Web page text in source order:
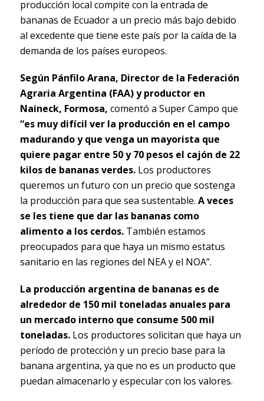
producción local compite con la entrada de
bananas de Ecuador a un precio más bajo debido
al excedente que tiene este país por la caída de la
demanda de los países europeos.
Según Pánfilo Arana, Director de la Federación
Agraria Argentina (FAA) y productor en
Naineck, Formosa, comentó a Super Campo que
“es muy difícil ver la producción en el campo
madurando y que venga un mayorista que
quiere pagar entre 50 y 70 pesos el cajón de 22
kilos de bananas verdes. Los productores
queremos un futuro con un precio que sostenga
la producción para que sea sustentable. A veces
se les tiene que dar las bananas como
alimento a los cerdos. También estamos
preocupados para que haya un mismo estatus
sanitario en las regiones del NEA y el NOA”.
La producción argentina de bananas es de
alrededor de 150 mil toneladas anuales para
un mercado interno que consume 500 mil
toneladas.Los productores solicitan que haya un
período de protección y un precio base para la
banana argentina, ya que no es un producto que
puedan almacenarlo y especular con los valores.